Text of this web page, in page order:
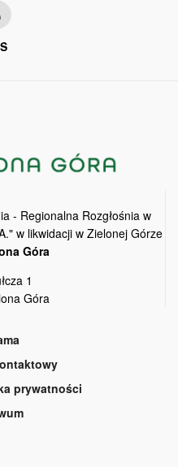
- Regionalna Rozgłośnia w
w likwidacji w Zielonej Górze
Góra
1
Góra
prywatności